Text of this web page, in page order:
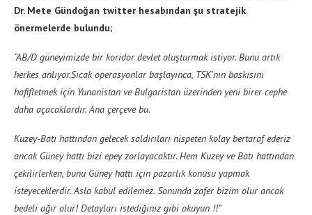
Dr. Mete Gündoğan twitter hesabından şu stratejik
önermelerde bulundu;
“AB/D güneyimizde bir koridor devlet oluşturmak istiyor. Bunu artık
herkes anlıyor.Sıcak operasyonlar başlayınca, TSK’nın baskısını
hafifletmek için Yunanistan ve Bulgaristan üzerinden yeni birer cephe
daha açacaklardır. Ana çerçeve bu.
Kuzey-Batı hattından gelecek saldırıları nispeten kolay bertaraf ederiz
ancak Güney hattı bizi epey zorlayacaktır. Hem Kuzey ve Batı hattından
çekilirlerken, bunu Güney hattı için pazarlık konusu yapmak
isteyeceklerdir. Asla kabul edilemez. Sonunda zafer bizim olur ancak
bedeli ağır olur! Detayları istediğiniz gibi okuyun !!”